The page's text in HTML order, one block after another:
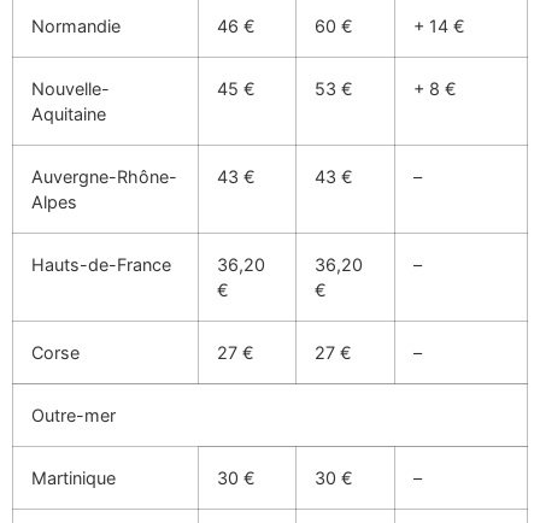
Normandie 46 € 60 € + 14 €
Nouvelle-
Aquitaine
45 € 53 € + 8 €
Auvergne-Rhône-
Alpes
43 € 43 € –
Hauts-de-France
36,20
€
36,20
€
–
Corse 27 € 27 € –
Outre-mer
Martinique 30 € 30 € –